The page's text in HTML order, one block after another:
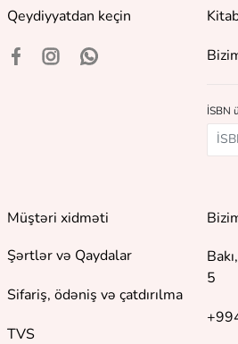
Qeydiyyatdan keçin
İSBN
Müştəri xidməti
Şərtlər və Qaydalar
Sifariş, ödəniş və çatdırılma
TVS
5